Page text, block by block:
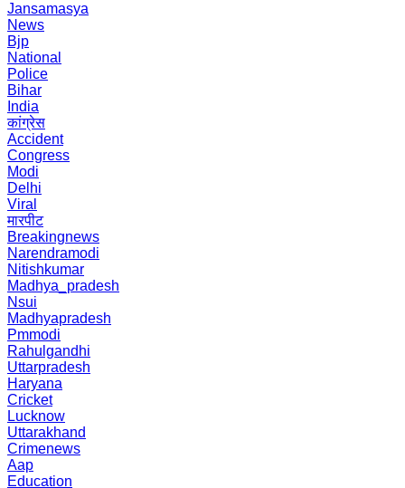
Jansamasya
News
Bjp
National
Police
Bihar
India
कांग्रेस
Accident
Congress
Modi
Delhi
Viral
मारपीट
Breakingnews
Narendramodi
Nitishkumar
Madhya_pradesh
Nsui
Madhyapradesh
Pmmodi
Rahulgandhi
Uttarpradesh
Haryana
Cricket
Lucknow
Uttarakhand
Crimenews
Aap
Education